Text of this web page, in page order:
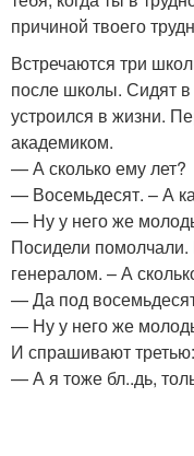
причиной твоего
Встречаются три
после школы. Сидят
устроился в жизни.
академиком.
— А сколько ему лет?
— Восемьдесят. – А
— Ну у него же
Посидели
генералом. – А
— Да под
— Ну у него же
И спрашивают
— А я тоже бл..дь,